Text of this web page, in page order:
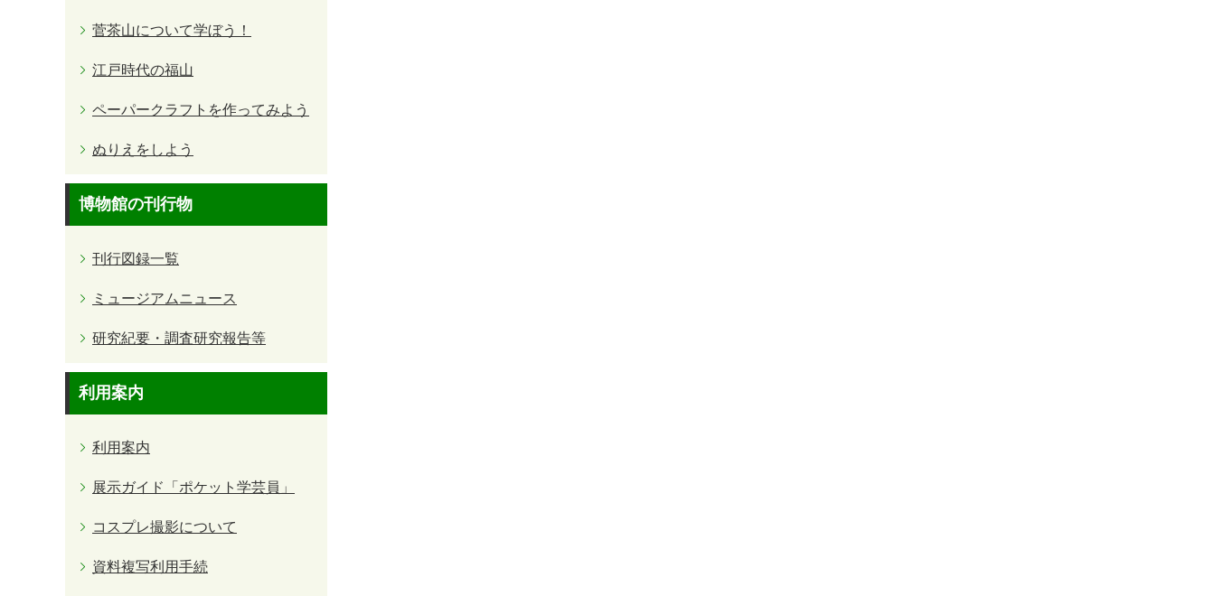
菅茶山について学ぼう！
江戸時代の福山
ペーパークラフトを作ってみよう
ぬりえをしよう
博物館の刊行物
刊行図録一覧
ミュージアムニュース
研究紀要・調査研究報告等
利用案内
利用案内
展示ガイド「ポケット学芸員」
コスプレ撮影について
資料複写利用手続